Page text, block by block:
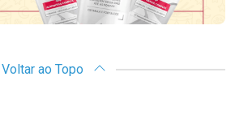
Voltar ao Topo